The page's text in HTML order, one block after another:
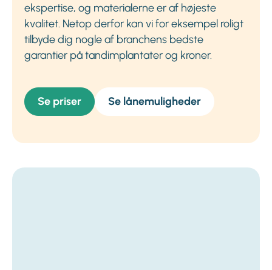
ekspertise, og materialerne er af højeste
kvalitet. Netop derfor kan vi for eksempel roligt
tilbyde dig nogle af branchens bedste
garantier på tandimplantater og kroner.
Se priser Se lånemuligheder